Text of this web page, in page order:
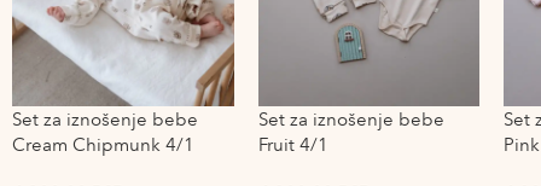
Set za iznošenje bebe
Cream Chipmunk 4/1
Set za iznošenje bebe
Fruit 4/1
Set